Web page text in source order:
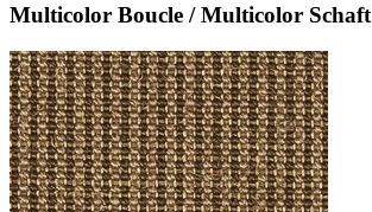
Multicolor Boucle / Multicolor Schaft